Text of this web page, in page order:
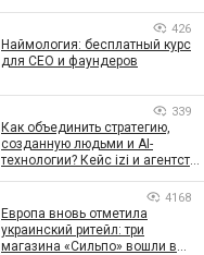
426
Наймология: бесплатный курс
для CEO и фаундеров
339
Как объединить стратегию,
созданную людьми и AI-
технологии? Кейс izi и агентства
4168
Европа вновь отметила
украинский ритейл: три
магазина «Сильпо» вошли в